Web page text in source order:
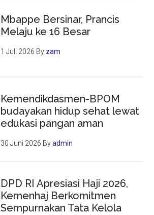
Mbappe Bersinar, Prancis
Melaju ke 16 Besar
1 Juli 2026 By zam
Kemendikdasmen-BPOM
budayakan hidup sehat lewat
edukasi pangan aman
30 Juni 2026 Byadmin
DPD RI Apresiasi Haji 2026,
Kemenhaj Berkomitmen
Sempurnakan Tata Kelola